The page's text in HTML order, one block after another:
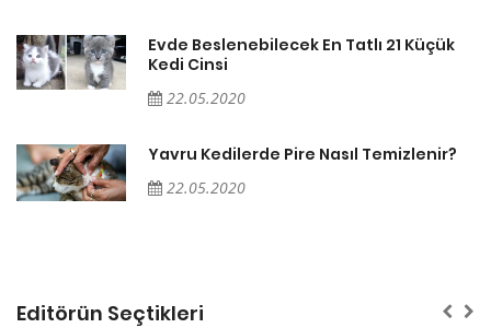
Evde Beslenebilecek En Tatlı 21 Küçük
Kedi Cinsi
22.05.2020
Yavru Kedilerde Pire Nasıl Temizlenir?
22.05.2020
Editörün Seçtikleri